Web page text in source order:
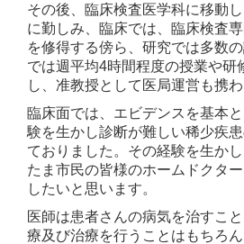
その後、臨床検査医学科に移動
に勤しみ、臨床では、臨床検査
を修得する傍ら、研究では多数
では週平均4時間程度の授業や研
し、准教授として医局運営も携わ
臨床面では、エビデンスを基本
験を生かし診断が難しい稀少疾
ておりました。その経験を生か
たま市民の皆様のホームドクタ
したいと思います。
医師は患者さんの病気を治すこ
療及び治療を行うことはもちろ